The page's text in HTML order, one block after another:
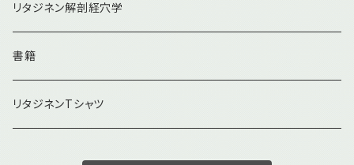
リタジネン解剖経穴学
書籍
リタジネンTシャツ